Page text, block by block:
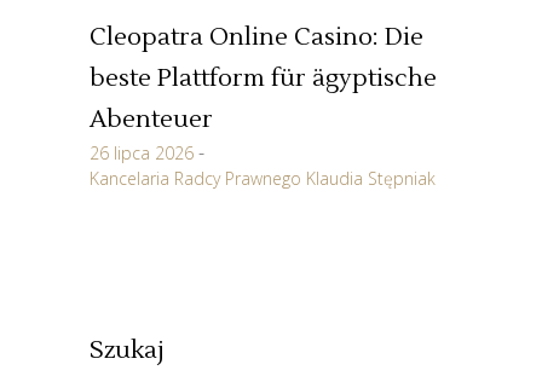
Cleopatra Online Casino: Die
beste Plattform für ägyptische
Abenteuer
26 lipca 2026
Kancelaria Radcy Prawnego Klaudia Stępniak
Szukaj